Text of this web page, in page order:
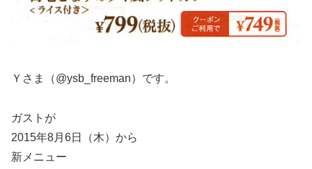
Ｙさま（@ysb_freeman）です。
ガストが
2015年8月6日（木）から
新メニュー